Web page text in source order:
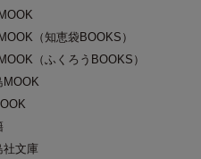
（知恵袋BOOKS）
（ふくろうBOOKS）
MOOK
社文庫